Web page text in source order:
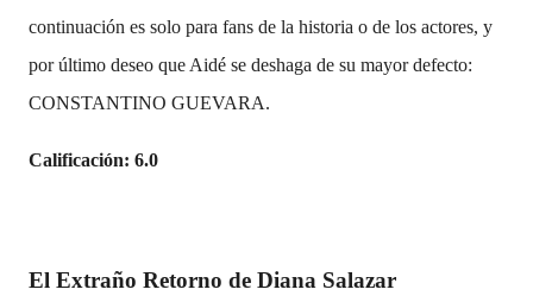
continuación es solo para fans de la historia o de los actores, y
por último deseo que Aidé se deshaga de su mayor defecto:
CONSTANTINO GUEVARA.
Calificación: 6.0
El Extraño Retorno de Diana Salazar